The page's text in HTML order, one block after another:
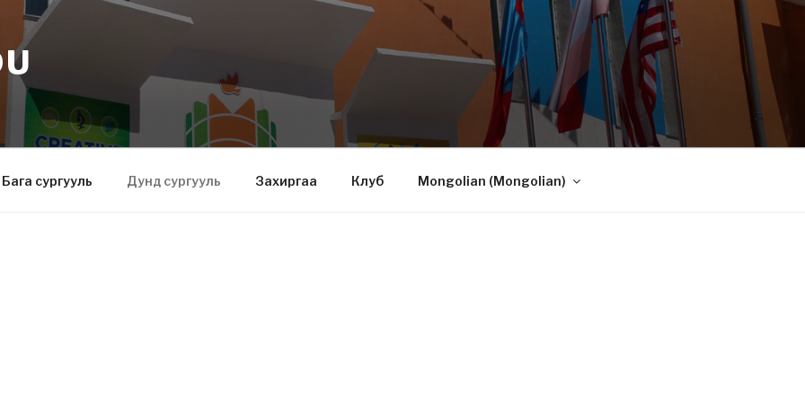
Бага сургууль Дунд сургууль Захиргаа Клуб Mongolian (Mongolian)